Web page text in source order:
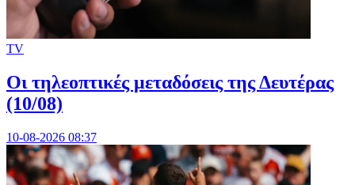
TV
Οι τηλεοπτικές μεταδόσεις της Δευτέρας
(10/08)
10-08-2026 08:37